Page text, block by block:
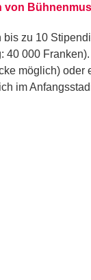
von
zu 10
40 000
möglich) oder
im